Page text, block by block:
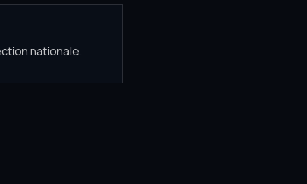
nationale.